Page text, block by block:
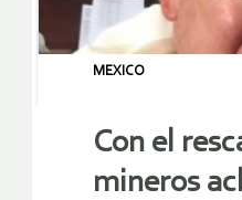
MEXICO
Con el
mineros